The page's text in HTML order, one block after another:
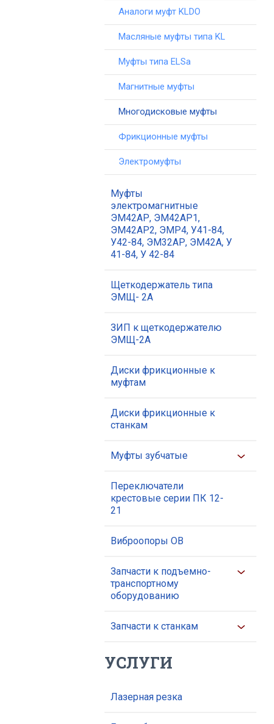
Аналоги муфт KLDO
Масляные муфты типа KL
Муфты типа ELSa
Магнитные муфты
Многодисковые муфты
Фрикционные муфты
Электромуфты
Муфты
электромагнитные
ЭМ42АР, ЭМ42АР1,
ЭМ42АР2, ЭМР4, У41-84,
У42-84, ЭМ32АР, ЭМ42А, У
41-84, У 42-84
Щеткодержатель типа
ЭМЩ- 2А
ЗИП к щеткодержателю
ЭМЩ-2А
Диски фрикционные к
муфтам
Диски фрикционные к
станкам
Муфты зубчатые
Переключатели
крестовые серии ПК 12-
21
Виброопоры ОВ
Запчасти к подъемно-
транспортному
оборудованию
Запчасти к станкам
УСЛУГИ
Лазерная резка